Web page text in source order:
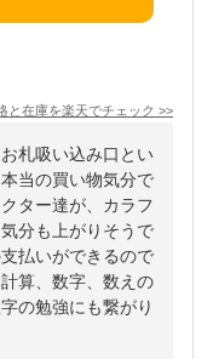
と在庫を楽天でチェック >>
札吸い込み口とい
当の買い物気分で
ター達が、カラフ
分も上がりそうで
払いができるので
算、数字、数えの
の勉強にも繋がり